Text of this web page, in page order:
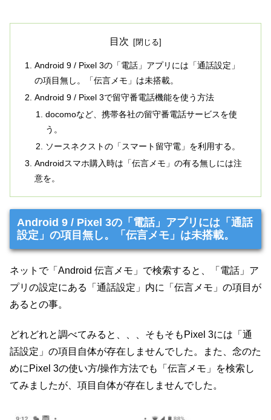
目次
Android 9 / Pixel 3の「電話」アプリには「通話設定」
の項目無し。「伝言メモ」は未搭載。
Android 9 / Pixel 3で留守番電話機能を使う方法
docomoなど、携帯各社の留守番電話サービスを使
う。
ソースネクストの「スマート留守電」を利用する。
Androidスマホ購入時は「伝言メモ」の有る無しには注
意を。
Android 9 / Pixel 3の「電話」アプリには「通話
設定」の項目無し。「伝言メモ」は未搭載。
ネットで「Android 伝言メモ」で検索すると、「電話」ア
プリの設定にある「通話設定」内に「伝言メモ」の項目が
あるとの事。
どれどれと調べてみると、、、そもそもPixel 3には「通
話設定」の項目自体が存在しませんでした。また、念のた
めにPixel 3の使い方/操作方法でも「伝言メモ」を検索し
てみましたが、項目自体が存在しませんでした。